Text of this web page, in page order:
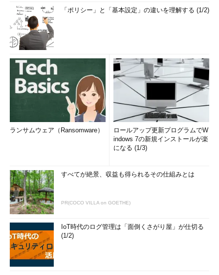
「ポリシー」と「基本設定」の違いを理解する (1/2)
ランサムウェア（Ransomware）
ロールアップ更新プログラムでW
indows 7の新規インストールが楽
になる (1/3)
すべてが絶景、収益も得られるその仕組みとは
PR(COCO VILLA on GOETHE)
IoT時代のログ管理は「面倒くさがり屋」が仕切る
(1/2)